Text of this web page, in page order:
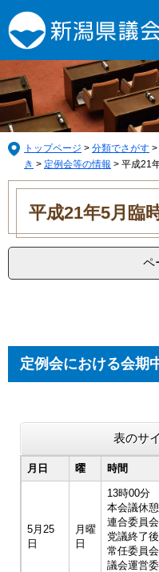
ー
ジ
の
先
頭
で
す。
ニ
ュ
ー
を
飛
ば
し
て
トップページ > 分類でさがす >
き > 定例会等の情報 > 平成21
本
平成21年5月臨
ペ
定例会における会期
表のサ
月日 曜 時間
5月25
日
月曜
日
13時00分
本会議休
連合委員
党議終了後
常任委員
議会運営